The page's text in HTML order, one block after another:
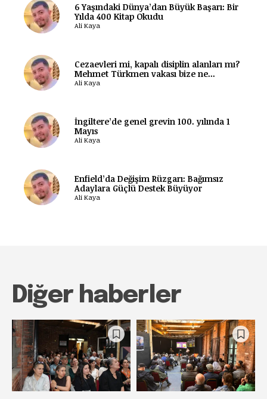
6 Yaşındaki Dünya’dan Büyük Başarı: Bir
Yılda 400 Kitap Okudu
Ali Kaya
Cezaevleri mi, kapalı disiplin alanları mı?
Mehmet Türkmen vakası bize ne...
Ali Kaya
İngiltere’de genel grevin 100. yılında 1
Mayıs
Ali Kaya
Enfield’da Değişim Rüzgarı: Bağımsız
Adaylara Güçlü Destek Büyüyor
Ali Kaya
Diğer haberler